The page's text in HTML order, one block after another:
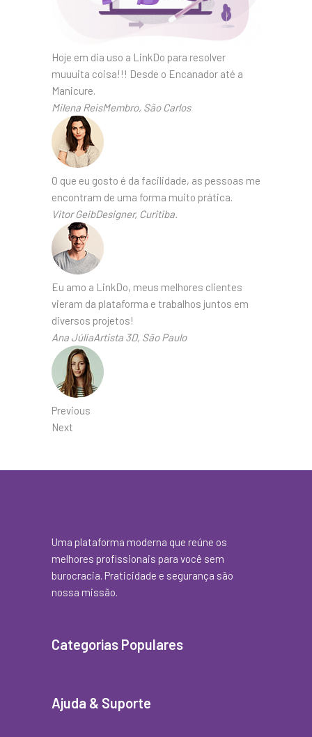
Hoje em dia uso a LinkDo para resolver
muuuita coisa!!! Desde o Encanador até a
Manicure.
Milena ReisMembro, São Carlos
O que eu gosto é da facilidade, as pessoas me
encontram de uma forma muito prática.
Vitor GeibDesigner, Curitiba.
Eu amo a LinkDo, meus melhores clientes
vieram da plataforma e trabalhos juntos em
diversos projetos!
Ana JúliaArtista 3D, São Paulo
Previous
Next
Uma plataforma moderna que reúne os
melhores profissionais para você sem
burocracia. Praticidade e segurança são
nossa missão.
Categorias Populares
Ajuda & Suporte